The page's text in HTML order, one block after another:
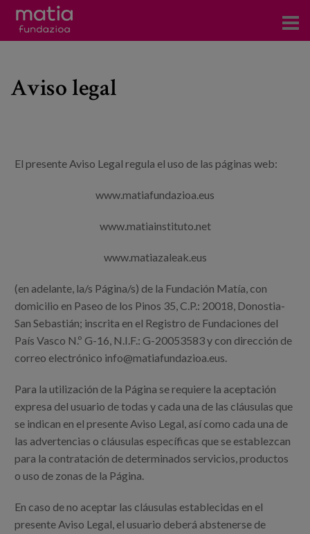
Servicios
Trabaja con nosotros
Canal de denuncias
es
eu
Aviso legal
El presente Aviso Legal regula el uso de las páginas web:
www.matiafundazioa.eus
www.matiainstituto.net
www.matiazaleak.eus
(en adelante, la/s Página/s) de la Fundación Matía, con
domicilio en Paseo de los Pinos 35, C.P.: 20018, Donostia-
San Sebastián; inscrita en el Registro de Fundaciones del
País Vasco N.º G-16, N.I.F.: G-20053583 y con dirección de
correo electrónico info@matiafundazioa.eus.
Para la utilización de la Página se requiere la aceptación
expresa del usuario de todas y cada una de las cláusulas que
se indican en el presente Aviso Legal, así como cada una de
las advertencias o cláusulas específicas que se establezcan
para la contratación de determinados servicios, productos
o uso de zonas de la Página.
En caso de no aceptar las cláusulas establecidas en el
presente Aviso Legal, el usuario deberá abstenerse de